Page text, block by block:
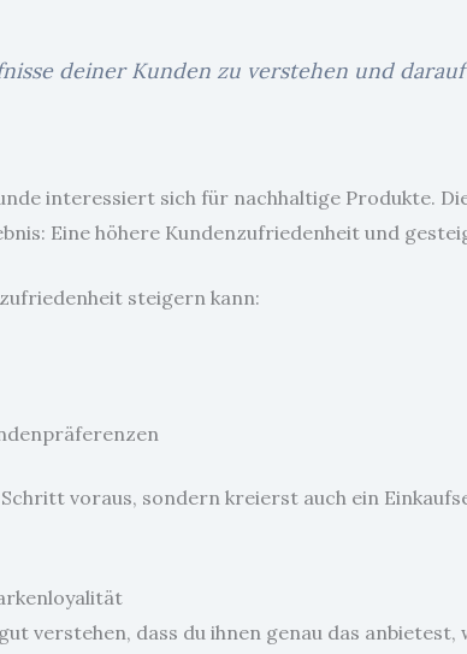
deiner Kunden zu verstehen und
interessiert sich für nachhaltige Produkte.
Eine höhere Kundenzufriedenheit und
steigern kann:
voraus, sondern kreierst auch ein
verstehen, dass du ihnen genau das